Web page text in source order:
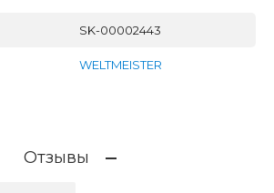
SK-00002443
WELTMEISTER
Отзывы